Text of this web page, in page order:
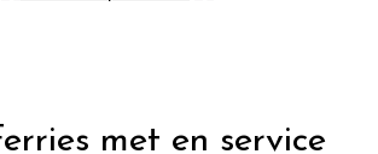
met en service